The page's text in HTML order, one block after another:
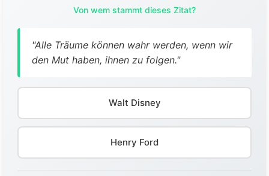
Von wem stammt dieses Zitat?
"Alle Träume können wahr werden, wenn wir
den Mut haben, ihnen zu folgen."
Walt Disney
Henry Ford